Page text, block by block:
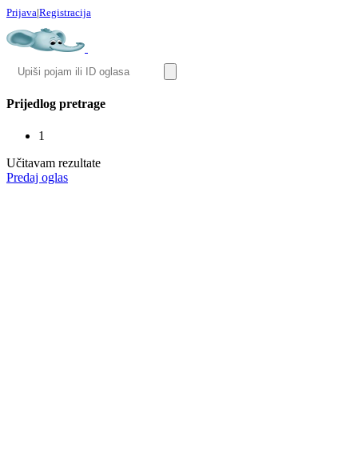
Prijava|Registracija
Prijedlog pretrage
1
Učitavam rezultate
Predaj oglas